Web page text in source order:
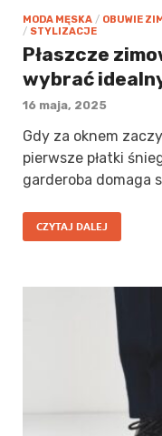
MODA MĘSKA / OBUWIE
/ STYLIZACJE
Płaszcze
wybrać
16 maja, 2025
Gdy za oknem
pierwsze płatki
garderoba domaga
CZYTAJ DALEJ